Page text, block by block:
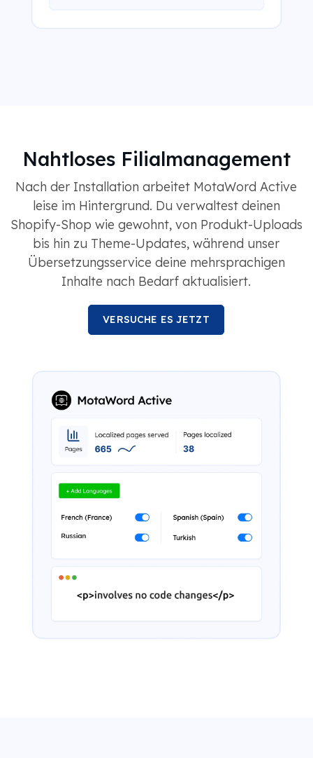
Nahtloses Filialmanagement
Nach der Installation arbeitet MotaWord Active
leise im Hintergrund. Du verwaltest deinen
Shopify-Shop wie gewohnt, von Produkt-Uploads
bis hin zu Theme-Updates, während unser
Übersetzungsservice deine mehrsprachigen
Inhalte nach Bedarf aktualisiert.
VERSUCHE ES JETZT